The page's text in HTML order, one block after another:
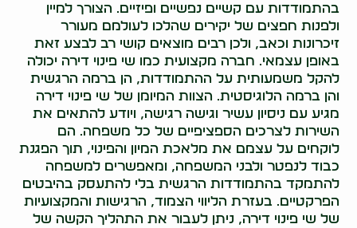
בהתמודדות עם קשיים נפשיים ופיזיים. הצורך למיין
ולפנות חפצים של יקירים שהלכו לעולמם מעורר
זיכרונות וכאב, ולכן רבים מוצאים קושי רב לבצע זאת
באופן עצמאי. חברה מקצועית כמו שי פינוי דירה יכולה
להקל משמעותית על ההתמודדות, הן ברמה הרגשית
והן ברמה הלוגיסטית. הצוות המיומן של שי פינוי דירה
מגיע עם ניסיון עשיר וגישה רגישה, ויודע להתאים את
השירות לצרכים הספציפיים של כל משפחה. הם
לוקחים על עצמם את מלאכת המיון והפינוי, תוך הפגנת
כבוד לנפטר ולבני המשפחה, ומאפשרים למשפחה
להתמקד בהתמודדות הרגשית בלי להתעסק בהיבטים
הפרקטיים. בעזרת הליווי הצמוד, הרגישות והמקצועיות
של שי פינוי דירה, ניתן לעבור את התהליך הקשה של